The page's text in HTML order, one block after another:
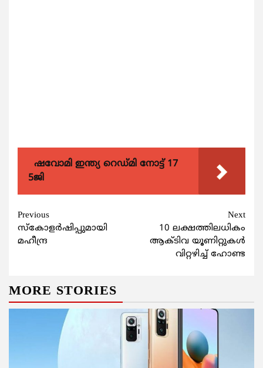
ഷവോമി ഇന്ത്യ റെഡ്മി നോട്ട് 17
5ജി
Continue
Reading
Previous
സ്‌കോളര്‍ഷിപ്പുമായി
മഹീന്ദ്ര
Next
10 ലക്ഷത്തിലധികം
ആക്ടിവ യൂണിറ്റുകള്‍
വിറ്റഴിച്ച് ഹോണ്ട
MORE STORIES